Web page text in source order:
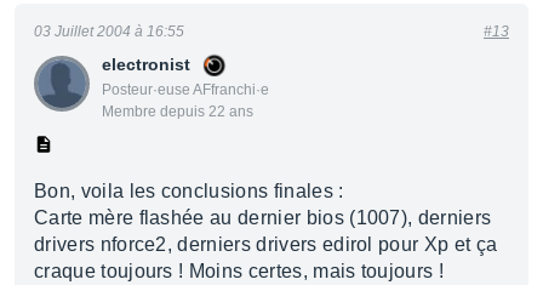
electronist
Posteur·euse AFfranchi·e
Membre depuis 22 ans
03 Juillet 2004 à 16:55 #13
Bon, voila les conclusions finales :
Carte mère flashée au dernier bios (1007), derniers
drivers nforce2, derniers drivers edirol pour Xp et ça
craque toujours ! Moins certes, mais toujours !